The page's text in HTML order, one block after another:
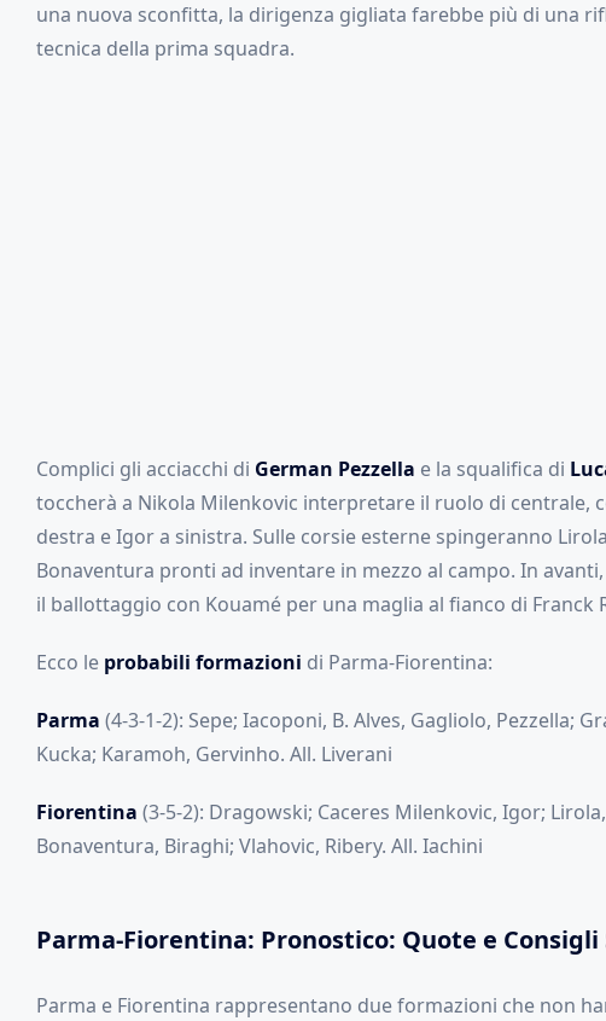
una nuova sconfitta, la dirigenza gigliata farebbe più di una
tecnica della prima squadra.
Complici gli acciacchi di German Pezzella e la squalifica di
toccherà a Nikola Milenkovic interpretare il ruolo di centrale,
destra e Igor a sinistra. Sulle corsie esterne spingeranno
Bonaventura pronti ad inventare in mezzo al campo. In
il ballottaggio con Kouamé per una maglia al fianco di Franck
Ecco le probabili formazioni di Parma-Fiorentina:
Parma (4-3-1-2): Sepe; Iacoponi, B. Alves, Gagliolo, Pezzella;
Kucka; Karamoh, Gervinho. All. Liverani
Fiorentina (3-5-2): Dragowski; Caceres Milenkovic, Igor;
Bonaventura, Biraghi; Vlahovic, Ribery. All. Iachini
Parma-Fiorentina: Pronostico: Quote e Consigli
Parma e Fiorentina rappresentano due formazioni che non